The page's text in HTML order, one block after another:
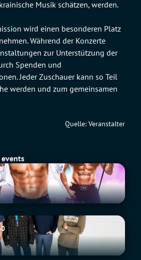
Musik schätzen, werden.
wird einen besonderen Platz
Während der Konzerte
zur Unterstützung der
Spenden und
Jeder Zuschauer kann so Teil
werden und zum gemeinsamen
Quelle: Veranstalter